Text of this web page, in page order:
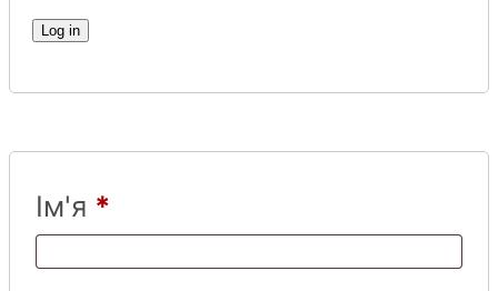
Log in
Ім'я *